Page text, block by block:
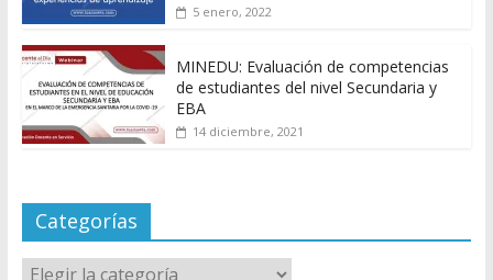
5 enero, 2022
MINEDU: Evaluación de competencias
de estudiantes del nivel Secundaria y
EBA
14 diciembre, 2021
Categorías
Categorías